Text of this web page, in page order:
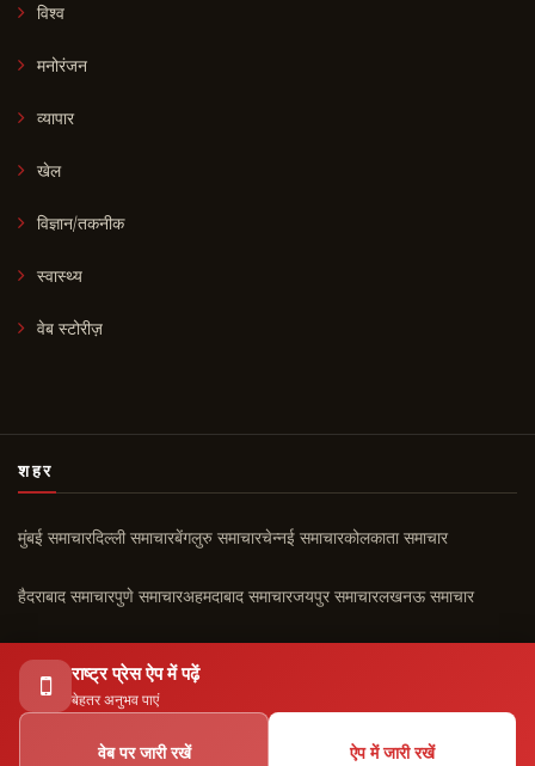
राष्ट्र प्रेस ऐप में पढ़ें
बेहतर अनुभव पाएं
वेब पर जारी रखें ऐप में जारी रखें
विश्व
मनोरंजन
व्यापार
खेल
विज्ञान/तकनीक
स्वास्थ्य
वेब स्टोरीज़
शहर
मुंबई समाचारदिल्ली समाचारबेंगलुरु समाचारचेन्नई समाचारकोलकाता समाचार
हैदराबाद समाचारपुणे समाचारअहमदाबाद समाचारजयपुर समाचारलखनऊ समाचार
चंडीगढ़ समाचार